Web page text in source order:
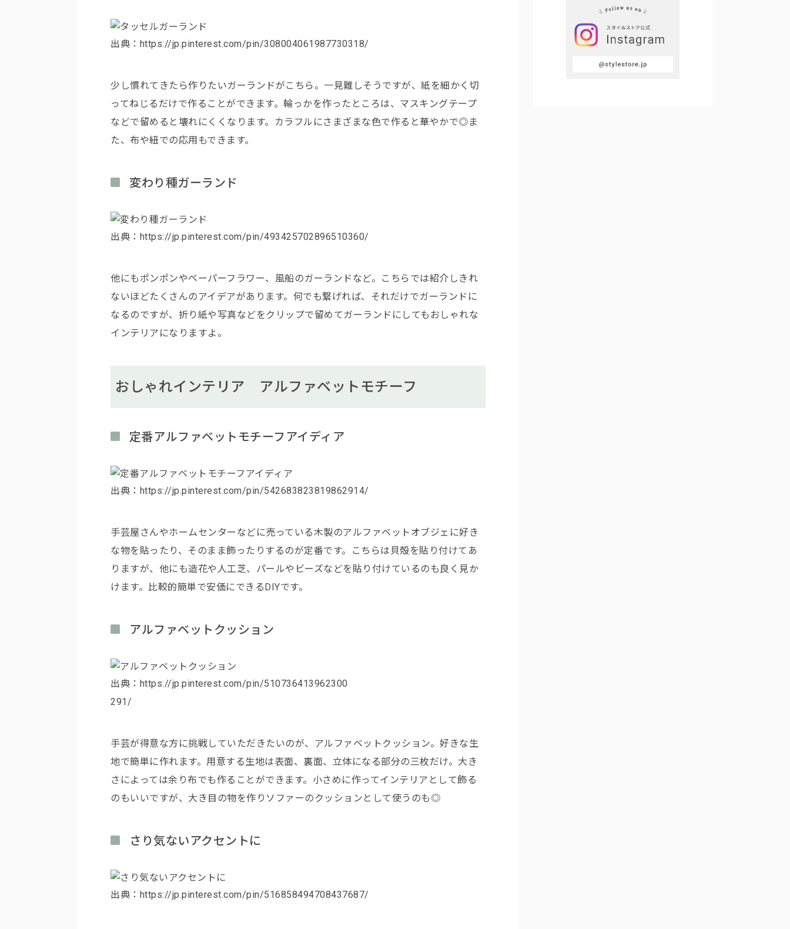
出典：https://jp.pinterest.com/pin/308004061987730318/
少し慣れてきたら作りたいガーランドがこちら。一見難しそうですが、紙を細かく切
ってねじるだけで作ることができます。輪っかを作ったところは、マスキングテープ
などで留めると壊れにくくなります。カラフルにさまざまな色で作ると華やかで◎ま
た、布や紐での応用もできます。
変わり種ガーランド
出典：https://jp.pinterest.com/pin/493425702896510360/
他にもポンポンやペーパーフラワー、風船のガーランドなど。こちらでは紹介しきれ
ないほどたくさんのアイデアがあります。何でも繋げれば、それだけでガーランドに
なるのですが、折り紙や写真などをクリップで留めてガーランドにしてもおしゃれな
インテリアになりますよ。
おしゃれインテリア アルファベットモチーフ
定番アルファベットモチーフアイディア
出典：https://jp.pinterest.com/pin/542683823819862914/
手芸屋さんやホームセンターなどに売っている木製のアルファベットオブジェに好き
な物を貼ったり、そのまま飾ったりするのが定番です。こちらは貝殻を貼り付けてあ
りますが、他にも造花や人工芝、パールやビーズなどを貼り付けているのも良く見か
けます。比較的簡単で安価にできるDIYです。
アルファベットクッション
出典：https://jp.pinterest.com/pin/510736413962300
291/
手芸が得意な方に挑戦していただきたいのが、アルファベットクッション。好きな生
地で簡単に作れます。用意する生地は表面、裏面、立体になる部分の三枚だけ。大き
さによっては余り布でも作ることができます。小さめに作ってインテリアとして飾る
のもいいですが、大き目の物を作りソファーのクッションとして使うのも◎
さり気ないアクセントに
出典：https://jp.pinterest.com/pin/516858494708437687/